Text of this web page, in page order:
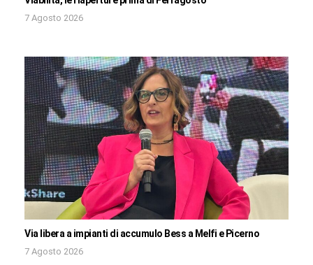
7 Agosto 2026
Via libera a impianti di accumulo Bess a Melfi e Picerno
7 Agosto 2026